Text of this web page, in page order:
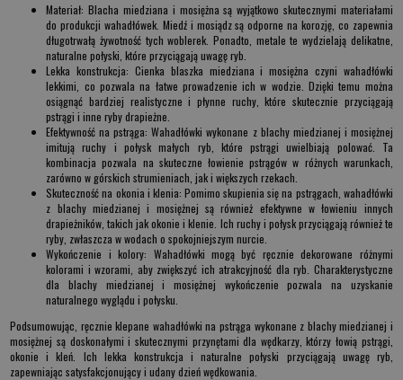
Materiał: Blacha miedziana i mosiężna są wyjątkowo skutecznymi materiałami
do produkcji wahadłówek. Miedź i mosiądz są odporne na korozję, co zapewnia
długotrwałą żywotność tych woblerek. Ponadto, metale te wydzielają delikatne,
naturalne połyski, które przyciągają uwagę ryb.
Lekka konstrukcja: Cienka blaszka miedziana i mosiężna czyni wahadłówki
lekkimi, co pozwala na łatwe prowadzenie ich w wodzie. Dzięki temu można
osiągnąć bardziej realistyczne i płynne ruchy, które skutecznie przyciągają
pstrągi i inne ryby drapieżne.
Efektywność na pstrąga: Wahadłówki wykonane z blachy miedzianej i mosiężnej
imitują ruchy i połysk małych ryb, które pstrągi uwielbiają polować. Ta
kombinacja pozwala na skuteczne łowienie pstrągów w różnych warunkach,
zarówno w górskich strumieniach, jak i większych rzekach.
Skuteczność na okonia i klenia: Pomimo skupienia się na pstrągach, wahadłówki
z blachy miedzianej i mosiężnej są również efektywne w łowieniu innych
drapieżników, takich jak okonie i klenie. Ich ruchy i połysk przyciągają również te
ryby, zwłaszcza w wodach o spokojniejszym nurcie.
Wykończenie i kolory: Wahadłówki mogą być ręcznie dekorowane różnymi
kolorami i wzorami, aby zwiększyć ich atrakcyjność dla ryb. Charakterystyczne
dla blachy miedzianej i mosiężnej wykończenie pozwala na uzyskanie
naturalnego wyglądu i połysku.
Podsumowując, ręcznie klepane wahadłówki na pstrąga wykonane z blachy miedzianej i
mosiężnej są doskonałymi i skutecznymi przynętami dla wędkarzy, którzy łowią pstrągi,
okonie i kleń. Ich lekka konstrukcja i naturalne połyski przyciągają uwagę ryb,
zapewniając satysfakcjonujący i udany dzień wędkowania.